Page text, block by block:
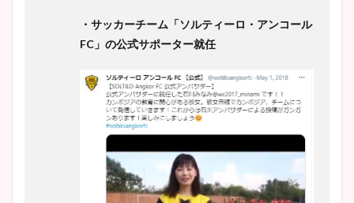
・サッカーチーム「ソルティーロ・アンコール
FC 」の公式サポーター就任